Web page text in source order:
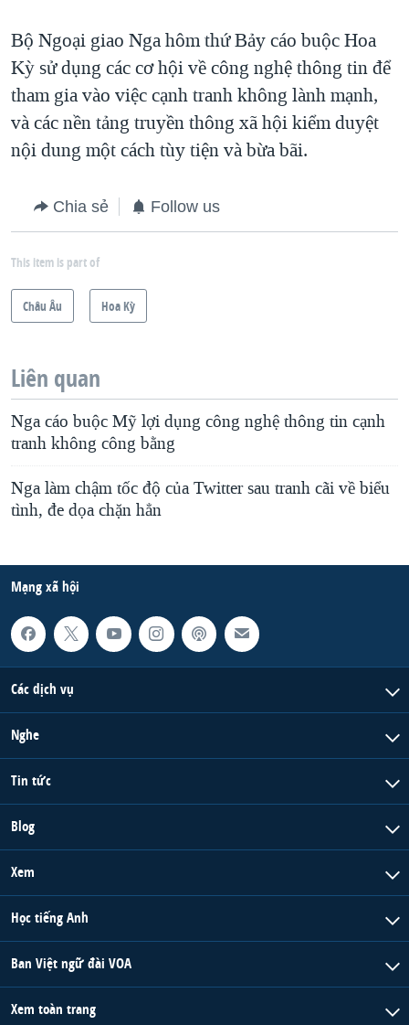
Bộ Ngoại giao Nga hôm thứ Bảy cáo buộc Hoa
Kỳ sử dụng các cơ hội về công nghệ thông tin để
tham gia vào việc cạnh tranh không lành mạnh,
và các nền tảng truyền thông xã hội kiểm duyệt
nội dung một cách tùy tiện và bừa bãi.
Chia sẻ Follow us
This item is part of
Châu Âu Hoa Kỳ
Liên quan
Nga cáo buộc Mỹ lợi dụng công nghệ thông tin cạnh
tranh không công bằng
Nga làm chậm tốc độ của Twitter sau tranh cãi về biểu
tình, đe dọa chặn hẳn
Mạng xã hội
Các dịch vụ
Nghe
Tin tức
Blog
Xem
Học tiếng Anh
Ban Việt ngữ đài VOA
Xem toàn trang